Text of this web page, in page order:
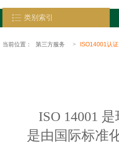
类别索引
当前位置： 第三方服务 > ISO14001认证
ISO 14001
是由国际标准